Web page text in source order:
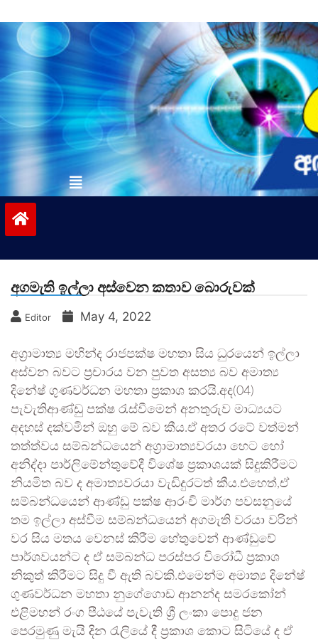
to
contentvinivida.lk
අගමැති ඉල්ලා අස්වෙන කතාව බොරුවක්
Editor May 4, 2022
අග‍්‍රාමාත්‍ය මහින්ද රාජපක්ෂ මහතා සිය ධුරයෙන් ඉල්ලා
අස්වන බවට ප‍්‍රචාරය වන පුවත අසත්‍ය බව අමාත්‍ය
දිනේෂ් ගුණවර්ධන මහතා ප්‍රකාශ කරයි.අද(04)
පැවැතිආණ්ඩු පක්ෂ රැස්වීමෙන් අනතුරුව මාධ්‍යයට
අදහස් දක්වමින් ඔහු මේ බව කීය.ඒ අතර රටේ වත්මන්
තත්ත්වය සම්බන්ධයෙන් අග‍්‍රාමාත්‍යවරයා හෙට හෝ
අනිද්දා පාර්ලිමේන්තුවේදී විශේෂ ප‍්‍රකාශයක් සිදුකිරීමට
නියමිත බව ද අමාත්‍යවරයා වැඩිදුරටත් කීය.එහෙත්,ඒ
සම්බන්ධයෙන් ආණ්ඩු පක්ෂ ආරංචි මාර්ග පවසනුයේ
තම ඉල්ලා අස්වීම සම්බන්ධයෙන් අගමැති වරයා වරින්
වර සිය මතය වෙනස් කිරීම හේතුවෙන් ආණ්ඩුවේ
පාර්ශවයන්ට ද ඒ සම්බන්ධ පරස්පර විරෝධී ප්‍රකාශ
නිකුත් කිරීමට සිදු වී ඇති බවකි.එමෙන්ම අමාත්‍ය දිනේෂ්
ගුණවර්ධන මහතා නුගේගොඩ ආනන්ද සමරකෝන්
එළිමහන් රංග පීඨයේ පැවැති ශ්‍රී ලංකා පොදු ජන
පෙරමුණු මැයි දින රැලියේ දී ප්‍රකාශ කොට සිටියේ ද ඒ